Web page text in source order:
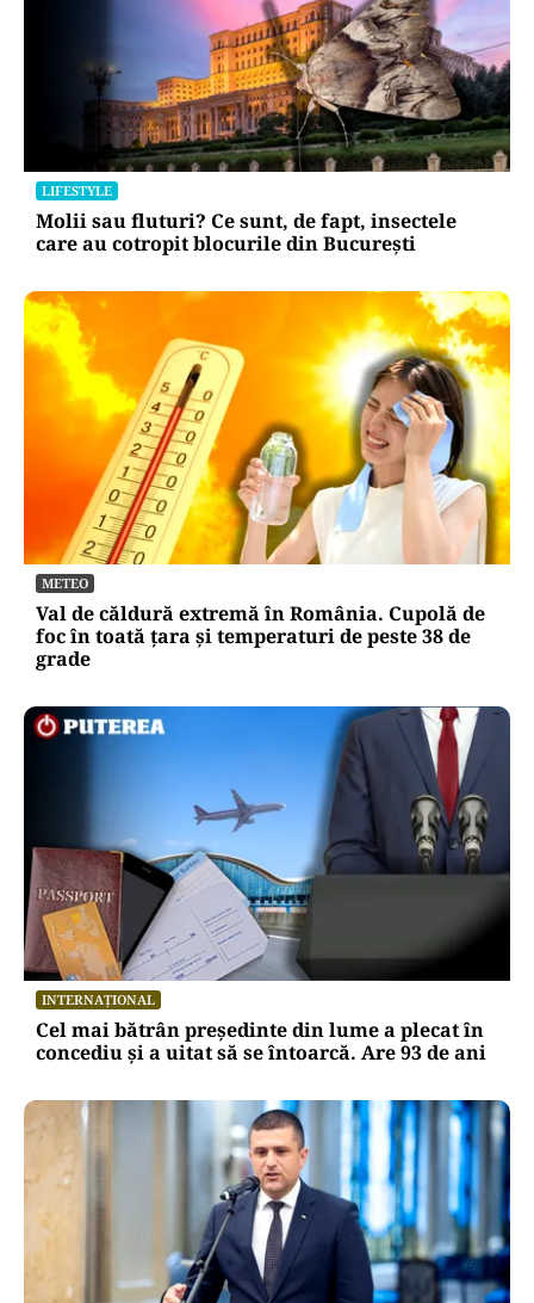
LIFESTYLE
Molii sau fluturi? Ce sunt, de fapt, insectele
care au cotropit blocurile din București
METEO
Val de căldură extremă în România. Cupolă de
foc în toată țara și temperaturi de peste 38 de
grade
INTERNAȚIONAL
Cel mai bătrân președinte din lume a plecat în
concediu și a uitat să se întoarcă. Are 93 de ani